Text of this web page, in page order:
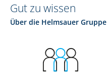
Gut zu wissen
Über die Helmsauer Gruppe